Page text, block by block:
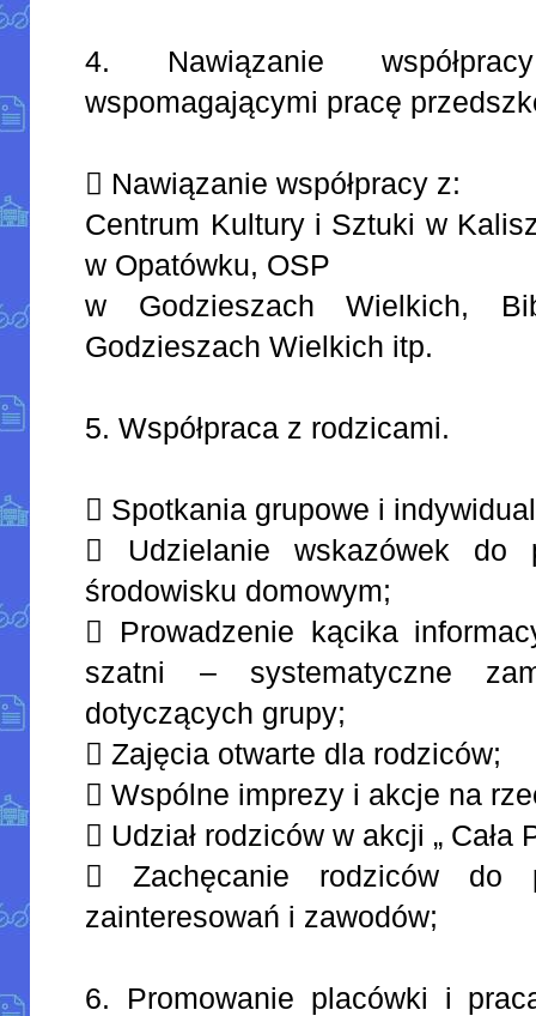
4. Nawiązanie
wspomagającymi pracę
 Nawiązanie współpracy z:
Centrum Kultury i Sztuki w
w Opatówku, OSP
w Godzieszach Wielkich,
Godzieszach Wielkich itp.
5. Współpraca z rodzicami.
 Spotkania grupowe i
 Udzielanie wskazówek
środowisku domowym;
 Prowadzenie kącika
szatni – systematyczne
dotyczących grupy;
 Zajęcia otwarte dla rodziców;
 Wspólne imprezy i akcje na
 Udział rodziców w akcji „
 Zachęcanie rodziców do
zainteresowań i zawodów;
6. Promowanie placówki i